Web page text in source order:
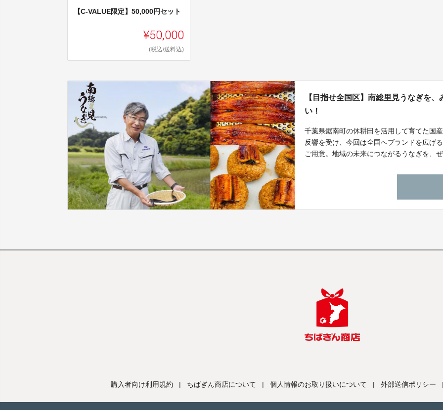
【C-VALUE限定】50,000円セット
¥50,000
(税込/送料込)
【目指せ全国区】南総里見うなぎを
い！
千葉県鋸南町の休耕田を活用して育てた国
反響を受け、今回は全国へブランドを広げ
ご用意。地域の未来につながるうなぎを、
購入者向け利用規約 | ちばぎん商店について | 個人情報のお取り扱いについて | 外部送信ポリシー